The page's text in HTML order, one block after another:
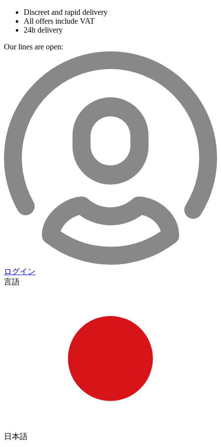
Discreet and rapid delivery
All offers include VAT
24h delivery
Our lines are open:
ログイン
言語
日本語